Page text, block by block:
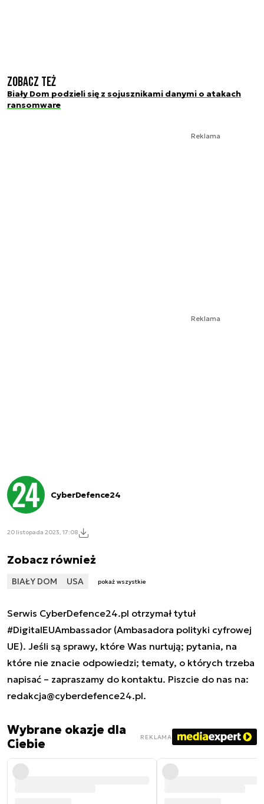
Zobacz też
Biały Dom podzieli się z sojusznikami danymi o atakach
ransomware
Reklama
Reklama
CyberDefence24
20 listopada 2023, 17:08
Zobacz również
BIAŁY DOM USA pokaż wszystkie
Serwis CyberDefence24.pl otrzymał tytuł
#DigitalEUAmbassador (Ambasadora polityki cyfrowej
UE). Jeśli są sprawy, które Was nurtują; pytania, na
które nie znacie odpowiedzi; tematy, o których trzeba
napisać – zapraszamy do kontaktu. Piszcie do nas na:
redakcja@cyberdefence24.pl.
Wybrane okazje dla
Ciebie
REKLAMA